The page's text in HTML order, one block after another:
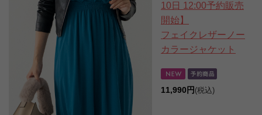
10日 12:00予約販売
開始】
フェイクレザーノー
カラージャケット
11,990円 (税込)